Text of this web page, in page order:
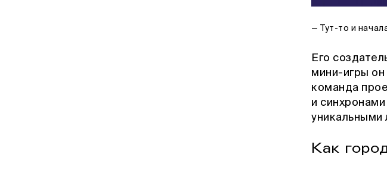
— Тут-то и
Его
мини-игры он
команда
и
уникальными
Как